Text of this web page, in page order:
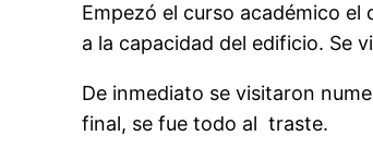
Empezó el curso académico
a la capacidad del edificio. Se
De inmediato se visitaron
final, se fue todo al traste.